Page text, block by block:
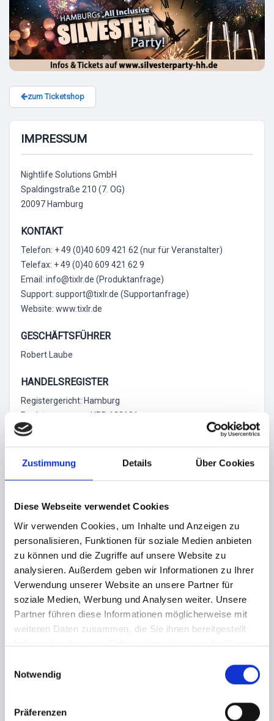
Zustimmung Details Über Cookies
Diese Webseite verwendet Cookies
Wir verwenden Cookies, um Inhalte und Anzeigen zu
personalisieren, Funktionen für soziale Medien anbieten
zu können und die Zugriffe auf unsere Website zu
analysieren. Außerdem geben wir Informationen zu Ihrer
Verwendung unserer Website an unsere Partner für
soziale Medien, Werbung und Analysen weiter. Unsere
Partner führen diese Informationen möglicherweise mit
weiteren Daten zusammen, die Sie ihnen bereitgestellt
haben oder die sie im Rahmen Ihrer Nutzung der Dienste
Notwendig
Präferenzen
zum Ticketshop
IMPRESSUM
Nightlife Solutions GmbH
Spaldingstraße 210 (7. OG)
20097 Hamburg
KONTAKT
Telefon: + 49 (0)40 609 421 62 (nur für Veranstalter)
Telefax: + 49 (0)40 609 421 62 9
Email: info@tixlr.de (Produktanfrage)
Support: support@tixlr.de (Supportanfrage)
Website: www.tixlr.de
GESCHÄFTSFÜHRER
Robert Laube
HANDELSREGISTER
Registergericht: Hamburg
Registernummer: HRB 132191
Umsatzsteuer-Identifikationsnummer gemäß § 27 a
Dorian Rautenberg
Header Bild von © deagreez (Adobe Stock 287357045)
SILVESTER ALL